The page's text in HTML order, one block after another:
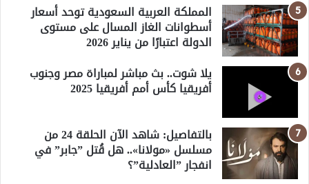
المملكة العربية السعودية توحد أسعار
أسطوانات الغاز المسال على مستوى
الدولة اعتبارًا من يناير 2026
يلا شوت.. بث مباشر لمباراة مصر وجنوب
أفريقيا كأس أمم أفريقيا 2025
بالتفاصيل: شاهد الآن الحلقة 24 من
مسلسل «مولانا».. هل قُتل ”جابر” في
انفجار ”العادلية”؟